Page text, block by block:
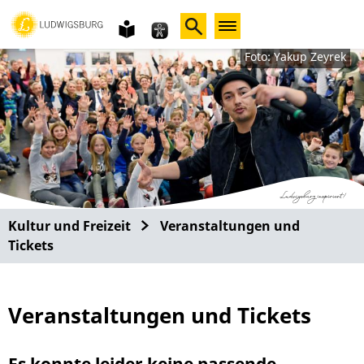
Gebärdensprache
leichte
Sprache Foto: Yakup Zeyrek
Kultur und Freizeit
Veranstaltungen und
Tickets
Veranstaltungen und Tickets